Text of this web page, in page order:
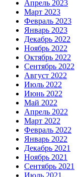
Апрель 2023
Март 2023
Февраль 2023
Январь 2023
Декабрь 2022
Ноябрь 2022
Октябрь 2022
Сентябрь 2022
Август 2022
Июль 2022
Июнь 2022
Май 2022
Апрель 2022
Март 2022
Февраль 2022
Январь 2022
Декабрь 2021
Ноябрь 2021
Сентябрь 2021
Июль 2021